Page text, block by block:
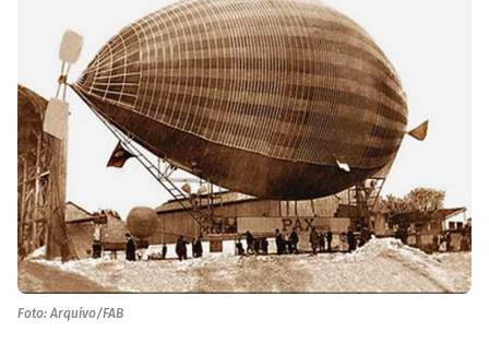
Foto: Arquivo/FAB